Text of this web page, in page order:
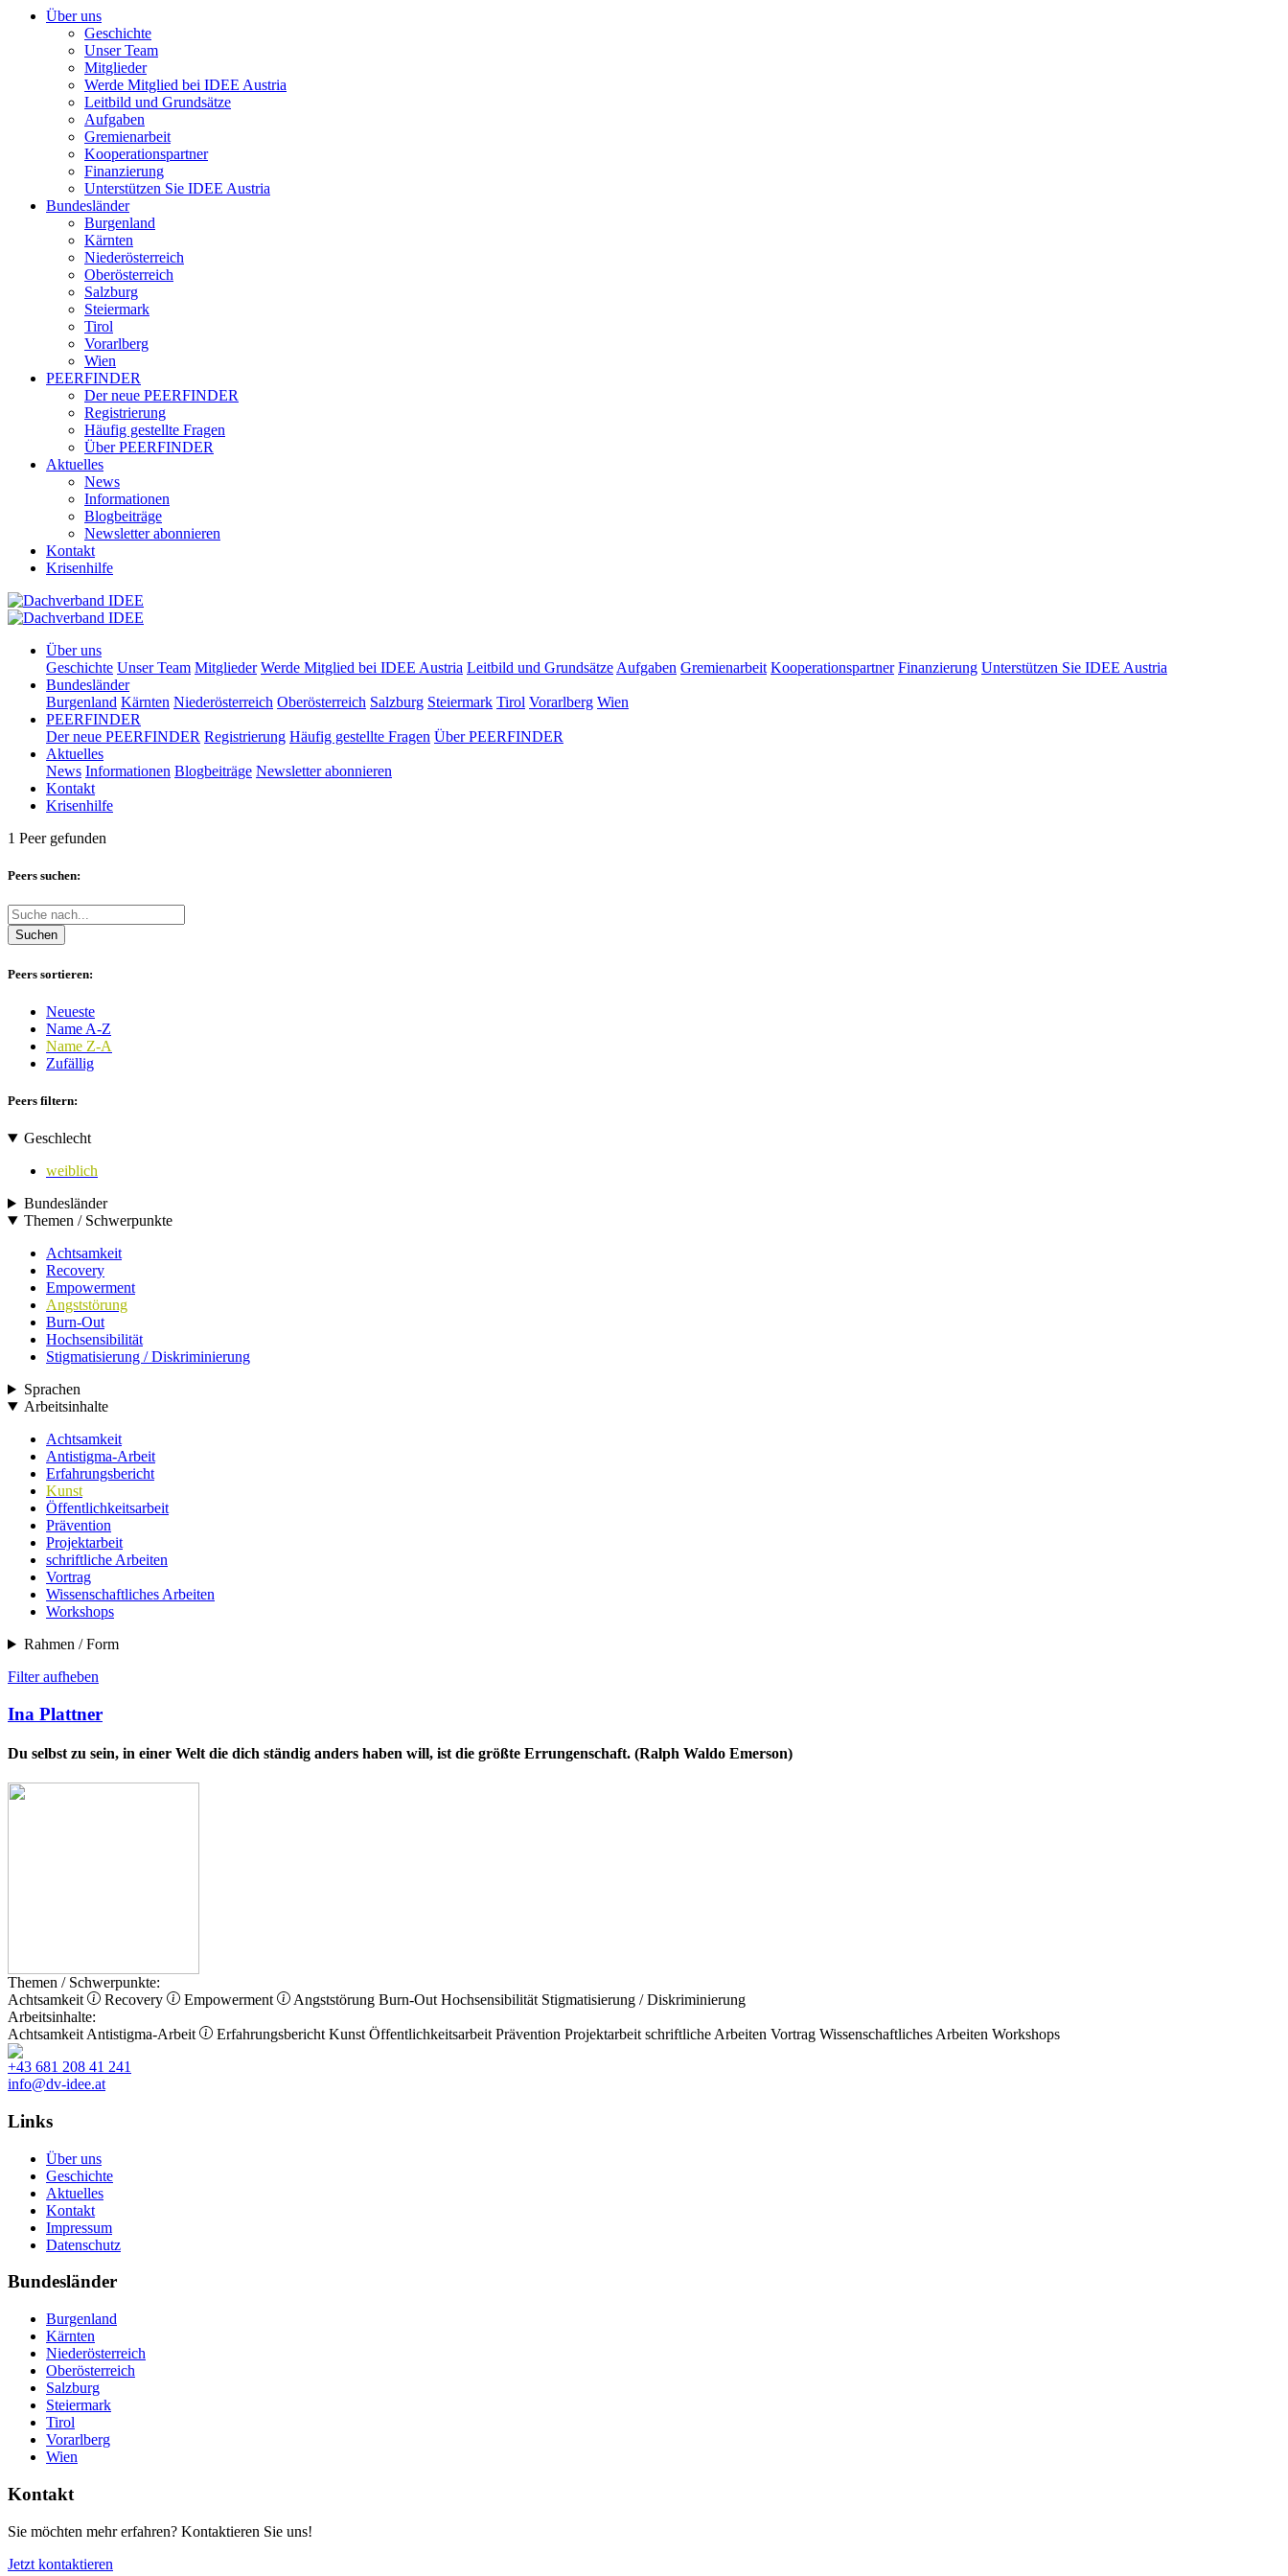
Über uns
Geschichte
Unser Team
Mitglieder
Werde Mitglied bei IDEE Austria
Leitbild und Grundsätze
Aufgaben
Gremienarbeit
Kooperationspartner
Finanzierung
Unterstützen Sie IDEE Austria
Bundesländer
Burgenland
Kärnten
Niederösterreich
Oberösterreich
Salzburg
Steiermark
Tirol
Vorarlberg
Wien
PEERFINDER
Der neue PEERFINDER
Registrierung
Häufig gestellte Fragen
Über PEERFINDER
Aktuelles
News
Informationen
Blogbeiträge
Newsletter abonnieren
Kontakt
Krisenhilfe
Über uns
Geschichte Unser Team Mitglieder Werde Mitglied bei IDEE Austria Leitbild und Grundsätze Aufgaben Gremienarbeit Kooperationspartner Finanzierung Unterstützen Sie IDEE Austria
Bundesländer
Burgenland Kärnten Niederösterreich Oberösterreich Salzburg Steiermark Tirol Vorarlberg Wien
PEERFINDER
Der neue PEERFINDER Registrierung Häufig gestellte Fragen Über PEERFINDER
Aktuelles
News Informationen Blogbeiträge Newsletter abonnieren
Kontakt
Krisenhilfe
1 Peer gefunden
Peers suchen:
Suchen
Peers sortieren:
Neueste
Name A-Z
Name Z-A
Zufällig
Peers filtern:
Geschlecht
weiblich
Bundesländer
Themen / Schwerpunkte
Achtsamkeit
Recovery
Empowerment
Angststörung
Burn-Out
Hochsensibilität
Stigmatisierung / Diskriminierung
Sprachen
Arbeitsinhalte
Achtsamkeit
Antistigma-Arbeit
Erfahrungsbericht
Kunst
Öffentlichkeitsarbeit
Prävention
Projektarbeit
schriftliche Arbeiten
Vortrag
Wissenschaftliches Arbeiten
Workshops
Rahmen / Form
Filter aufheben
Ina Plattner
Du selbst zu sein, in einer Welt die dich ständig anders haben will, ist die größte Errungenschaft. (Ralph Waldo Emerson)
Themen / Schwerpunkte:
Achtsamkeit
Recovery Empowerment Angststörung Burn-Out Hochsensibilität Stigmatisierung / Diskriminierung
Arbeitsinhalte:
Achtsamkeit Antistigma-Arbeit Erfahrungsbericht Kunst Öffentlichkeitsarbeit Prävention Projektarbeit schriftliche Arbeiten Vortrag Wissenschaftliches Arbeiten Workshops
+43 681 208 41 241
info@dv-idee.at
Links
Über uns
Geschichte
Aktuelles
Kontakt
Impressum
Datenschutz
Bundesländer
Burgenland
Kärnten
Niederösterreich
Oberösterreich
Salzburg
Steiermark
Tirol
Vorarlberg
Wien
Kontakt
Sie möchten mehr erfahren? Kontaktieren Sie uns!
Jetzt kontaktieren